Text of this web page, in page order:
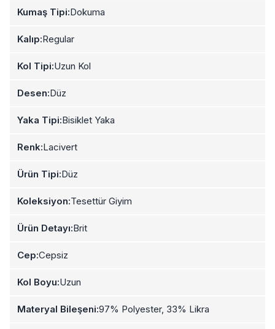
Kumaş Tipi:Dokuma
Kalıp:Regular
Kol Tipi:Uzun Kol
Desen:Düz
Yaka Tipi:Bisiklet Yaka
Renk:Lacivert
Ürün Tipi:Düz
Koleksiyon:Tesettür Giyim
Ürün Detayı:Brit
Cep:Cepsiz
Kol Boyu:Uzun
Materyal Bileşeni:97% Polyester, 33% Likra